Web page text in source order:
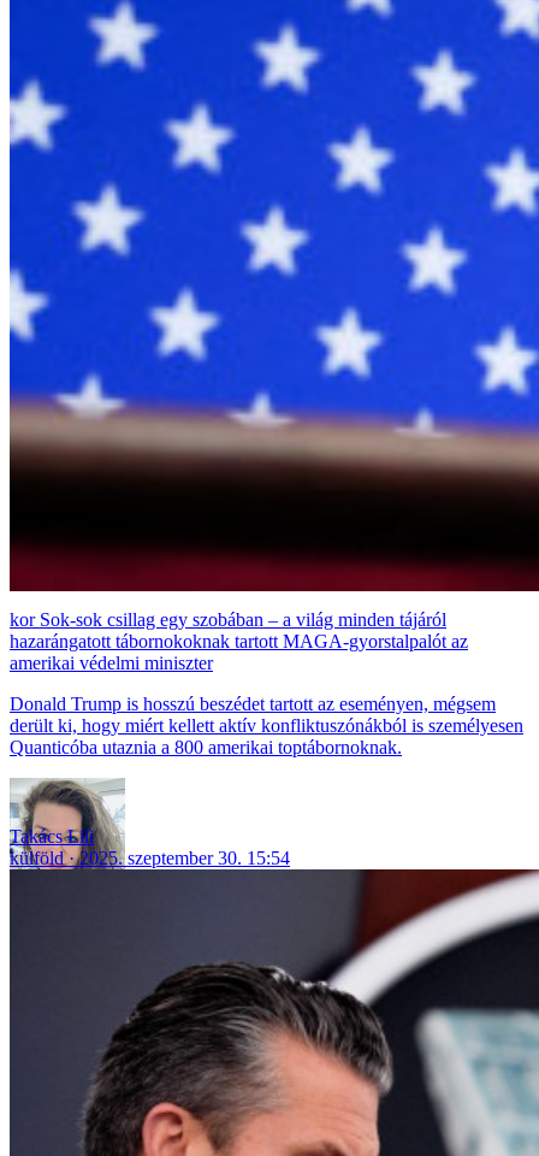
Sok-sok csillag egy szobában – a világ minden tájáról
hazarángatott tábornokoknak tartott MAGA-gyorstalpalót az
amerikai védelmi miniszter
Donald Trump is hosszú beszédet tartott az eseményen, mégsem
derült ki, hogy miért kellett aktív konfliktuszónákból is személyesen
Quanticóba utaznia a 800 amerikai toptábornoknak.
Takács Lili
külföld
2025. szeptember 30. 15:54